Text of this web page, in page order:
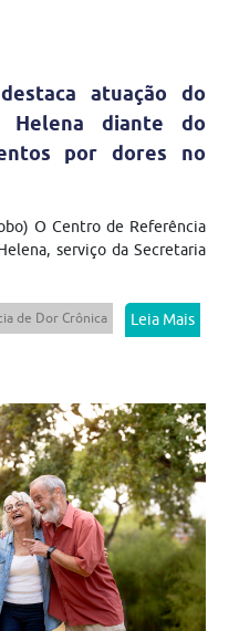
atuação do
Helena diante do
por dores no
O Centro de Referência
serviço da Secretaria
de Dor Crônica Leia Mais